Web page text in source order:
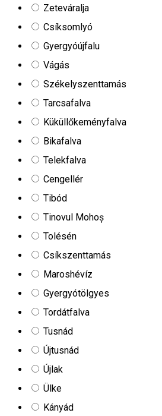
Zeteváralja
Csíksomlyó
Gyergyóújfalu
Vágás
Székelyszenttamás
Tarcsafalva
Küküllőkeményfalva
Bikafalva
Telekfalva
Cengellér
Tibód
Tinovul Mohoș
Tolésén
Csíkszenttamás
Maroshévíz
Gyergyótölgyes
Tordátfalva
Tusnád
Újtusnád
Újlak
Ülke
Kányád
gardrób/ szekrény, asztal,
Általános fürdőszobai felszereltség:
ablak, törülközők / fürdőköpenyek,
str. Atyhai nr. 318/A, 537060,
Kiadó szobák
Az Anna vendégház Gyimesfelsőlok
faluban található, 36 km-re
ingyenes parkoló • kert • grillező •
Nyiresalja 1116, Lunca de Sus
Apartman
A Dóri kiadó apartman Hargitafürdőn
három szobát kínál a turisták
fürdőszoba, nappali, konyha és
2 TV. Központi fűtés, udvar, internet,
központtól.
Strada Harghita Băi, Harghita-Băi,
Apartman